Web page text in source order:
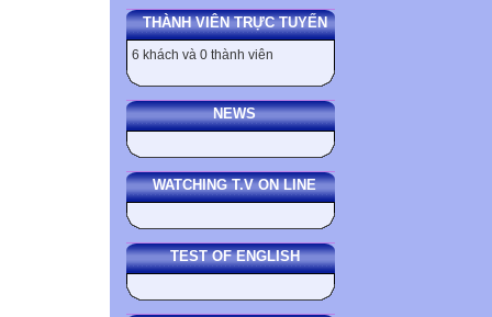
THÀNH VIÊN TRỰC TUYẾN
6 khách và 0 thành viên
NEWS
WATCHING T.V ON LINE
TEST OF ENGLISH